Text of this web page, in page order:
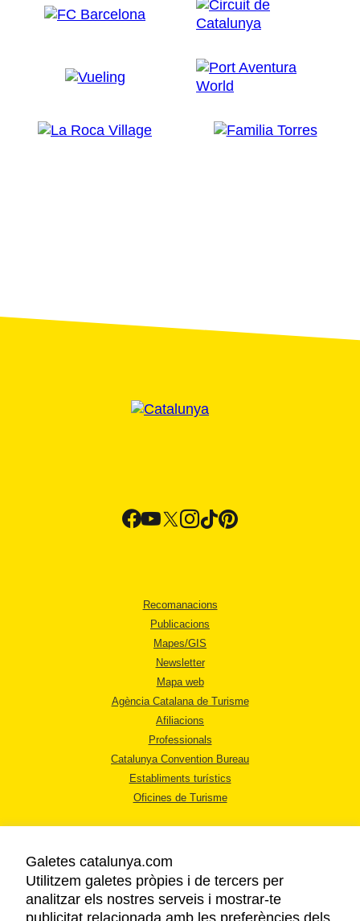
Recomanacions
Publicacions
Mapes/GIS
Newsletter
Mapa web
Agència Catalana de Turisme
Afiliacions
Professionals
Catalunya Convention Bureau
Establiments turístics
Oficines de Turisme
AVÍS LEGAL
Galetes catalunya.com
Utilitzem galetes pròpies i de tercers per
analitzar els nostres serveis i mostrar-te
publicitat relacionada amb les preferències dels